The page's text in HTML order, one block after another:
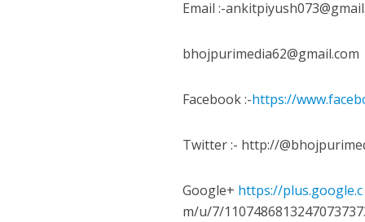
नेहा म्यूजिक वर्ल्ड पर
साजिद
Email :-
bhojpurimedia62@gmail.com
Facebook :-https://
Twitter :- http://
Google+ https://plus.google.c
m/u/7/